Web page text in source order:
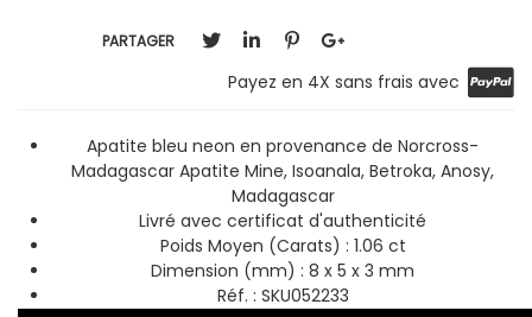
PARTAGER
Payez en 4X sans frais avec
Apatite bleu neon en provenance de Norcross-
Madagascar Apatite Mine, Isoanala, Betroka, Anosy,
Madagascar
Livré avec certificat d'authenticité
Poids Moyen (Carats) : 1.06 ct
Dimension (mm) : 8 x 5 x 3 mm
Réf. : SKU052233